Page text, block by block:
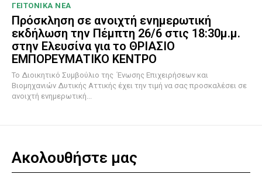
ΓΕΙΤΟΝΙΚΑ ΝΕΑ
Πρόσκληση σε ανοιχτή ενημερωτική
εκδήλωση την Πέμπτη 26/6 στις 18:30μ.μ.
στην Ελευσίνα για το ΘΡΙΑΣΙΟ
ΕΜΠΟΡΕΥΜΑΤΙΚΟ ΚΕΝΤΡΟ
To Διοικητικό Συμβούλιο της Ένωσης Επιχειρήσεων και
Βιομηχανιών Δυτικής Αττικής έχει την τιμή να σας προσκαλέσει σε
ανοιχτή ενημερωτική...
Ακολουθήστε μας